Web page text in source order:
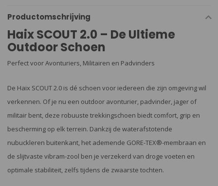
Productomschrijving
Haix SCOUT 2.0 – De Ultieme
Outdoor Schoen
Perfect voor Avonturiers, Militairen en Padvinders
De Haix SCOUT 2.0 is dé schoen voor iedereen die zijn omgeving wil
verkennen. Of je nu een outdoor avonturier, padvinder, jager of
militair bent, deze robuuste trekkingschoen biedt comfort, grip en
bescherming op elk terrein. Dankzij de waterafstotende
nubuckleren buitenkant, het ademende GORE-TEX®-membraan en
de slijtvaste vibram-zool ben je verzekerd van droge voeten en
optimale stabiliteit, zelfs tijdens de zwaarste tochten.